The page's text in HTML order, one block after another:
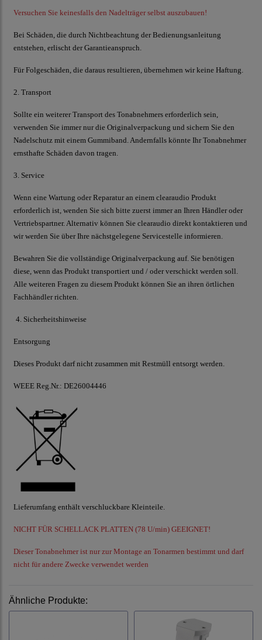
Versuchen Sie keinesfalls den Nadelträger selbst auszubauen!
Bei Schäden, die durch Nichtbeachtung der Bedienungsanleitung
entstehen, erlischt der Garantieanspruch.
Für Folgeschäden, die daraus resultieren, übernehmen wir keine Haftung.
2. Transport
Sollte ein weiterer Transport des Tonabnehmers erforderlich sein,
verwenden Sie immer nur die Originalverpackung und sichern Sie den
Nadelschutz mit einem Gummiband. Andernfalls könnte Ihr Tonabnehmer
ernsthafte Schäden davon tragen.
3. Service
Wenn eine Wartung oder Reparatur an einem clearaudio Produkt
erforderlich ist, wenden Sie sich bitte zuerst immer an Ihren Händler oder
Vertriebspartner. Alternativ können Sie clearaudio direkt kontaktieren und
wir werden Sie über Ihre nächstgelegene Servicestelle informieren.
Bewahren Sie die vollständige Originalverpackung auf. Sie benötigen
diese, wenn das Produkt transportiert und / oder verschickt werden soll.
Alle weiteren Fragen zu diesem Produkt können Sie an ihren örtlichen
Fachhändler richten.
4. Sicherheitshinweise
Entsorgung
Dieses Produkt darf nicht zusammen mit Restmüll entsorgt werden.
WEEE Reg.Nr.: DE26004446
Lieferumfang enthält verschluckbare Kleinteile.
NICHT FÜR SCHELLACK PLATTEN (78 U/min) GEEIGNET!
Dieser Tonabnehmer ist nur zur Montage an Tonarmen bestimmt und darf
nicht für andere Zwecke verwendet werden
Ähnliche Produkte: